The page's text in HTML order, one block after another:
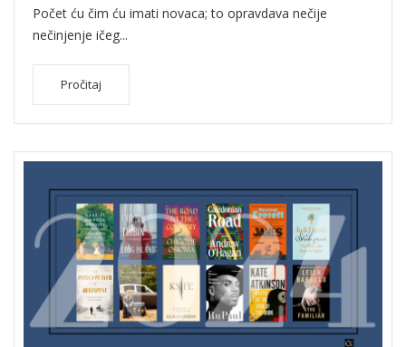
Počet ću čim ću imati novaca; to opravdava nečije
nečinjenje ičeg...
Pročitaj